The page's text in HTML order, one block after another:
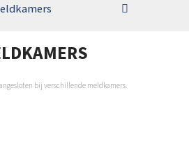
bij verschillende meldkamers.